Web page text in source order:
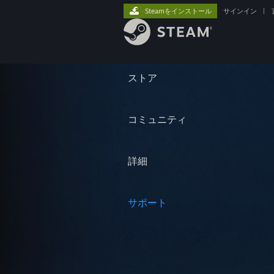
ストア
コミュニティ
詳細
サポート
Steamをインストール サインイン